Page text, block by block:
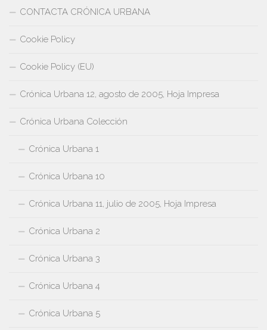
CONTACTA CRÓNICA URBANA
Cookie Policy
Cookie Policy (EU)
Crónica Urbana 12, agosto de 2005, Hoja Impresa
Crónica Urbana Colección
Crónica Urbana 1
Crónica Urbana 10
Crónica Urbana 11, julio de 2005, Hoja Impresa
Crónica Urbana 2
Crónica Urbana 3
Crónica Urbana 4
Crónica Urbana 5